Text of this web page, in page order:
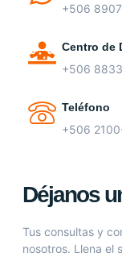
+506
Centro de
+506
Teléfono
+506
Déjanos
Tus consultas y
nosotros. Llena el